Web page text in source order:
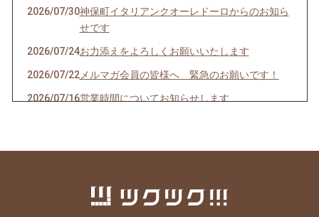
2026/07/30神保町イタリアンクオーレドーロからのお知ら
せです
2026/07/24お力添えをよろしくお願いいたします
2026/07/22メルマガ会員の皆様へ 緊急のお願いです！
2026/07/16営業時間についてお知らせします
急なお知らせですみません！